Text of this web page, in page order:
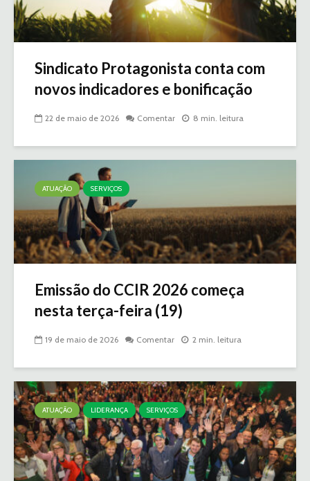
Sindicato Protagonista conta com
novos indicadores e bonificação
22 de maio de 2026 Comentar 8 min. leitura
ATUAÇÃO SERVIÇOS
Emissão do CCIR 2026 começa
nesta terça-feira (19)
19 de maio de 2026 Comentar 2 min. leitura
ATUAÇÃO LIDERANÇA SERVIÇOS